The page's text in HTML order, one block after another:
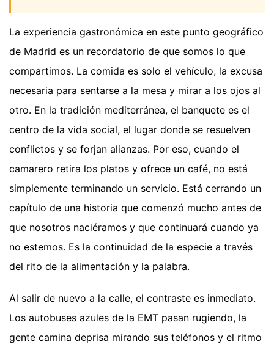
La experiencia gastronómica en este punto geográfico
de Madrid es un recordatorio de que somos lo que
compartimos. La comida es solo el vehículo, la excusa
necesaria para sentarse a la mesa y mirar a los ojos al
otro. En la tradición mediterránea, el banquete es el
centro de la vida social, el lugar donde se resuelven
conflictos y se forjan alianzas. Por eso, cuando el
camarero retira los platos y ofrece un café, no está
simplemente terminando un servicio. Está cerrando un
capítulo de una historia que comenzó mucho antes de
que nosotros naciéramos y que continuará cuando ya
no estemos. Es la continuidad de la especie a través
del rito de la alimentación y la palabra.
Al salir de nuevo a la calle, el contraste es inmediato.
Los autobuses azules de la EMT pasan rugiendo, la
gente camina deprisa mirando sus teléfonos y el ritmo